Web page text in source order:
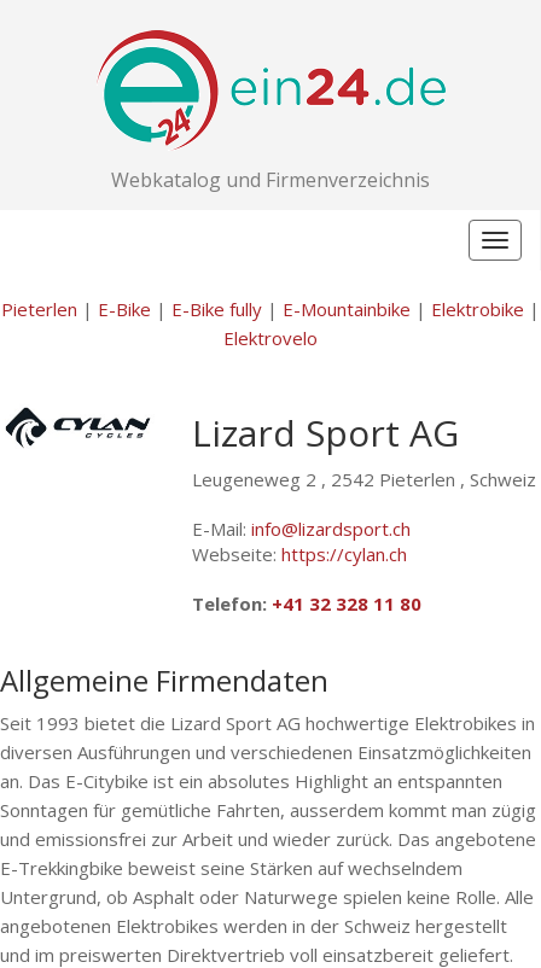
Webkatalog und Firmenverzeichnis
Pieterlen | E-Bike | E-Bike fully | E-Mountainbike | Elektrobike |
Elektrovelo
Lizard Sport AG
Leugeneweg 2 , 2542 Pieterlen , Schweiz
E-Mail:info@lizardsport.ch
Webseite:https://cylan.ch
Telefon: +41 32 328 11 80
Allgemeine Firmendaten
Seit 1993 bietet die Lizard Sport AG hochwertige Elektrobikes in
diversen Ausführungen und verschiedenen Einsatzmöglichkeiten
an. Das E-Citybike ist ein absolutes Highlight an entspannten
Sonntagen für gemütliche Fahrten, ausserdem kommt man zügig
und emissionsfrei zur Arbeit und wieder zurück. Das angebotene
E-Trekkingbike beweist seine Stärken auf wechselndem
Untergrund, ob Asphalt oder Naturwege spielen keine Rolle. Alle
angebotenen Elektrobikes werden in der Schweiz hergestellt
und im preiswerten Direktvertrieb voll einsatzbereit geliefert.